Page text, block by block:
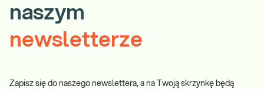
naszym
newsletterze
Zapisz się do naszego newslettera, a na Twoją skrzynkę będą